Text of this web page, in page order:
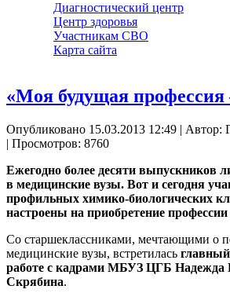
Диагностический центр
Центр здоровья
Участникам СВО
Карта сайта
«Моя будущая профессия
Опубликовано 15.03.2013 12:49 | Автор:
| Просмотров: 8760
Ежегодно более десяти выпускников
в медицинские вузы. Вот и сегодня
профильных химико-биологических
настроены на приобретение
Со старшеклассниками, мечтающими о
медицинские вузы, встретилась
работе с кадрами МБУЗ ЦГБ Надежда
Скрябина.